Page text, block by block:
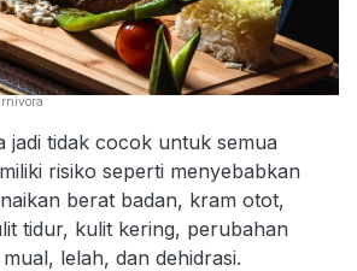
jadi tidak cocok untuk semua
risiko seperti menyebabkan
berat badan, kram otot,
tidur, kulit kering, perubahan
lelah, dan dehidrasi.